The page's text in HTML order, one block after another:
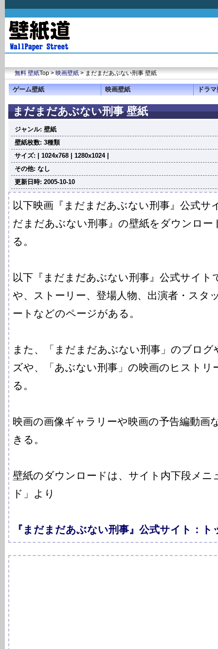
無料 壁紙Top >映画壁紙> まだまだあぶない刑事 壁紙
ゲーム壁紙 映画壁紙 ドラ
まだまだあぶない刑事 壁紙
ジャンル: 壁紙
壁紙枚数: 3種類
サイズ: | 1024x768 | 1280x1024 |
その他: なし
更新日時: 2005-10-10
以下映画『まだまだあぶない刑事』公式サ
だまだあぶない刑事』の壁紙をダウンロ
る。
以下『まだまだあぶない刑事』公式サイト
や、ストーリー、登場人物、出演者・スタ
ートなどのページがある。
また、「まだまだあぶない刑事」のブロ
ズや、「あぶない刑事」の映画のヒストリ
る。
映画の画像ギャラリーや映画の予告編動画
きる。
壁紙のダウンロードは、サイト内下段メニ
ド」より
『まだまだあぶない刑事』公式サイト：ト